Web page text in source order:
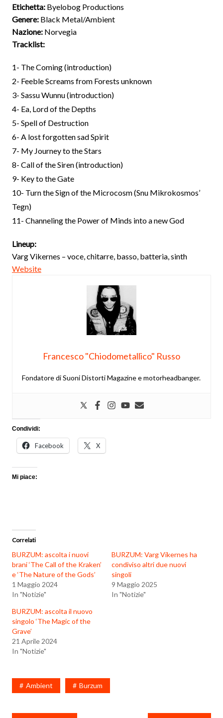
Etichetta:Byelobog Productions
Genere:Black Metal/Ambient
Nazione:Norvegia
Tracklist:
1- The Coming (introduction)
2- Feeble Screams from Forests unknown
3- Sassu Wunnu (introduction)
4- Ea, Lord of the Depths
5- Spell of Destruction
6- A lost forgotten sad Spirit
7- My Journey to the Stars
8- Call of the Siren (introduction)
9- Key to the Gate
10- Turn the Sign of the Microcosm (Snu Mikrokosmos’
Tegn)
11- Channeling the Power of Minds into a new God
Lineup:
Varg Vikernes – voce, chitarre, basso, batteria, sinth
Website
Francesco "Chiodometallico" Russo
Fondatore di Suoni Distorti Magazine e motorheadbanger.
Condividi:
Facebook X
Mi piace:
Correlati
BURZUM: ascolta i nuovi
brani ‘The Call of the Kraken’
e ‘The Nature of the Gods’
1 Maggio 2024
In "Notizie"
BURZUM: Varg Vikernes ha
condiviso altri due nuovi
singoli
9 Maggio 2025
In "Notizie"
BURZUM: ascolta il nuovo
singolo ‘The Magic of the
Grave’
21 Aprile 2024
In "Notizie"
Ambient Burzum